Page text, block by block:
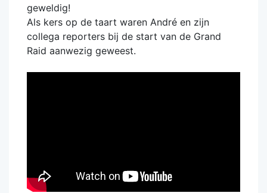
geweldig!
Als kers op de taart waren André en zijn
collega reporters bij de start van de Grand
Raid aanwezig geweest.